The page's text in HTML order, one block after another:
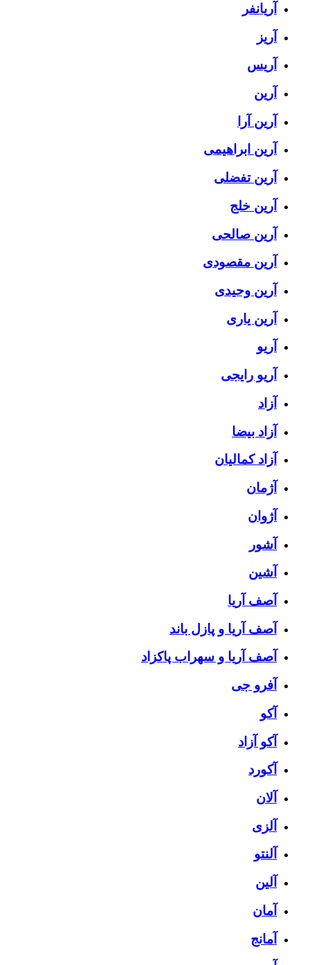
آریانفر
آریز
آریس
آرین
آرین آرا
آرین ابراهیمی
آرین تفضلی
آرین خلج
آرین صالحی
آرین مقصودی
آرین وحیدی
آرین یاری
آریو
آریو رایجی
آزاد
آزاد بیضا
آزاد کمالیان
آژمان
آژوان
آشور
آشین
آصف آریا
آصف آریا و پازل باند
آصف آریا و سهراب پاکزاد
آفرو جی
آکو
آکو آزاد
آکورد
آلان
آلزی
آلنتو
آلین
آمان
آمانج